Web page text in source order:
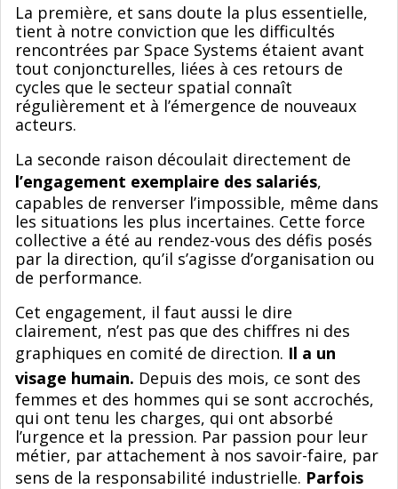
La première, et sans doute la plus essentielle,
tient à notre conviction que les difficultés
rencontrées par Space Systems étaient avant
tout conjoncturelles, liées à ces retours de
cycles que le secteur spatial connaît
régulièrement et à l’émergence de nouveaux
acteurs.
La seconde raison découlait directement de
l’engagement exemplaire des salariés,
capables de renverser l’impossible, même dans
les situations les plus incertaines. Cette force
collective a été au rendez-vous des défis posés
par la direction, qu’il s’agisse d’organisation ou
de performance.
Cet engagement, il faut aussi le dire
clairement, n’est pas que des chiffres ni des
graphiques en comité de direction. Il a un
visage humain. Depuis des mois, ce sont des
femmes et des hommes qui se sont accrochés,
qui ont tenu les charges, qui ont absorbé
l’urgence et la pression. Par passion pour leur
métier, par attachement à nos savoir-faire, par
sens de la responsabilité industrielle. Parfois